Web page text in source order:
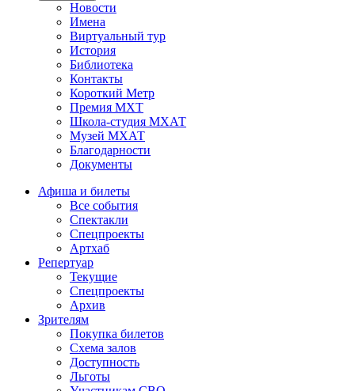
Новости
Имена
Виртуальный тур
История
Библиотека
Контакты
Короткий Метр
Премия МХТ
Школа-студия МХАТ
Музей МХАТ
Благодарности
Документы
Афиша и билеты
Все события
Спектакли
Спецпроекты
Артхаб
Репертуар
Текущие
Спецпроекты
Архив
Зрителям
Покупка билетов
Схема залов
Доступность
Льготы